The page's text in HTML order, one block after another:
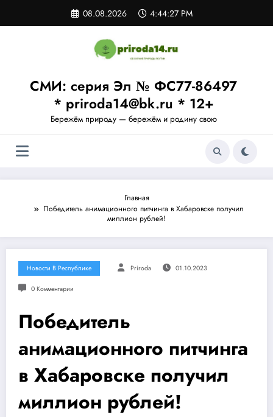
содержимому
08.08.2026 4:44:28 PM
СМИ: серия Эл № ФС77-86497
* priroda14@bk.ru * 12+
Бережём природу — бережём и родину свою
Главная
Победитель анимационного питчинга в Хабаровске получил
миллион рублей!
Новости В Республике Priroda 01.10.2023
0 Комментарии
Победитель
анимационного питчинга
в Хабаровске получил
миллион рублей!